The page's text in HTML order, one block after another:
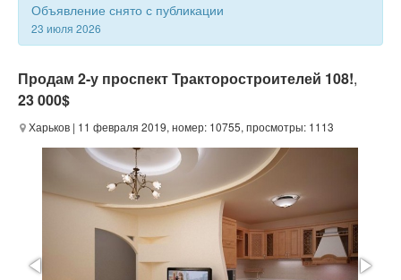
Объявление снято с публикации
23 июля 2026
Продам 2-у проспект Тракторостроителей 108!,
23 000$
Харьков | 11 февраля 2019, номер: 10755, просмотры: 1113